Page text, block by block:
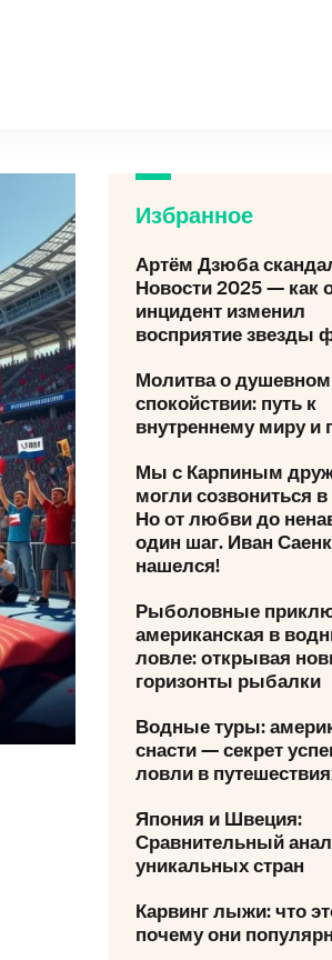
Избранное
Артём Дзюба
Новости 2025 — как
инцидент изменил
восприятие звезды
Молитва о душевном
спокойствии: путь к
внутреннему миру и
Мы с Карпиным
могли созвониться
Но от любви до
один шаг. Иван
нашелся!
Рыболовные
американская в
ловле: открывая
горизонты рыбалки
Водные туры:
снасти — секрет
ловли в
Япония и Швеция:
Сравнительный
уникальных стран
Карвинг лыжи: что
почему они